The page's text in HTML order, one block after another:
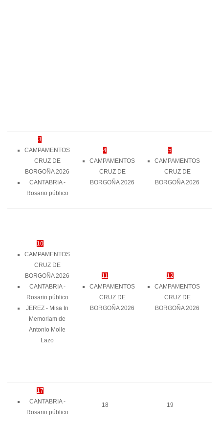
3
CAMPAMENTOS
CRUZ DE
BORGOÑA 2026
CANTABRIA -
Rosario público
4
CAMPAMENTOS
CRUZ DE
BORGOÑA 2026
5
CAMPAMENTOS
CRUZ DE
BORGOÑA 2026
10
CAMPAMENTOS
CRUZ DE
BORGOÑA 2026
CANTABRIA -
Rosario público
JEREZ - Misa In
Memoriam de
Antonio Molle
Lazo
11
CAMPAMENTOS
CRUZ DE
BORGOÑA 2026
12
CAMPAMENTOS
CRUZ DE
BORGOÑA 2026
17
CANTABRIA -
Rosario público
18 19